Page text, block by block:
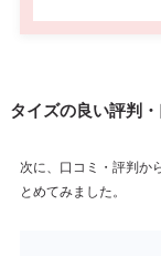
タイズの良い評判・
次に、口コミ・評判か
とめてみました。